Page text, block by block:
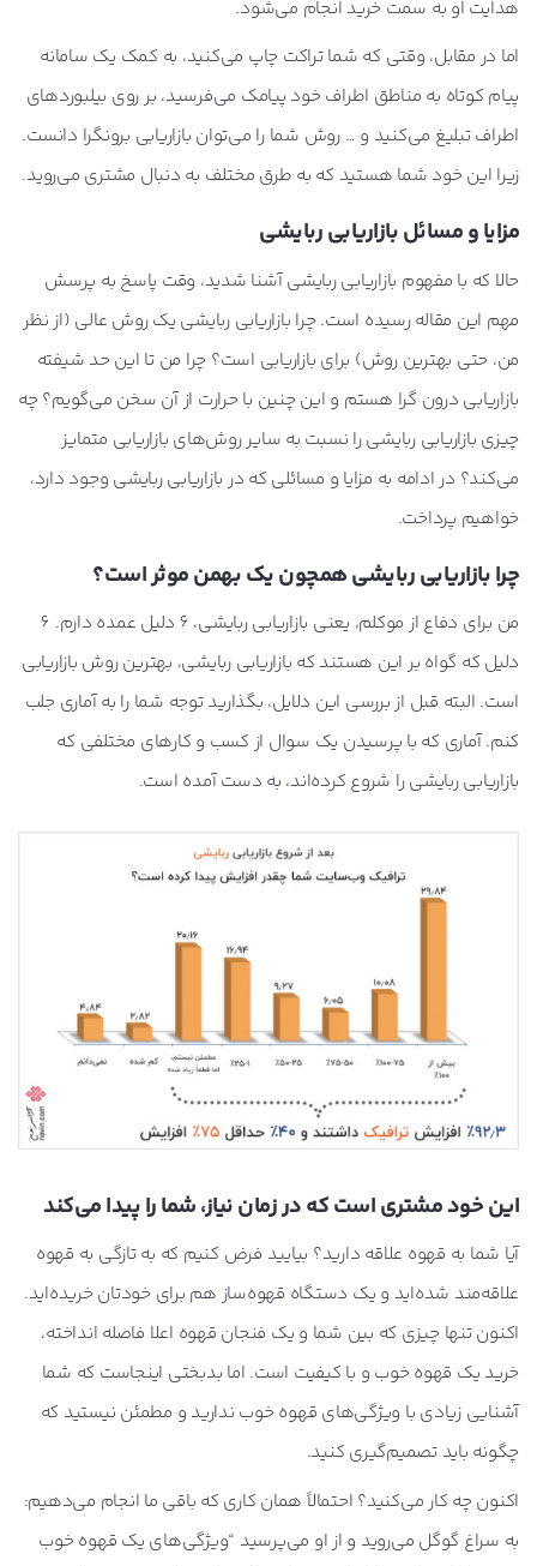
هدایت او به سمت خرید انجام می‌شود.
اما در مقابل، وقتی که شما تراکت چاپ می‌کنید، به کمک یک سامانه
پیام کوتاه به مناطق اطراف خود پیامک می‌فرسید، بر روی بیلبوردهای
اطراف تبلیغ می‌کنید و … روش شما را می‌توان بازاریابی برونگرا دانست.
زیرا این خود شما هستید که به طرق مختلف به دنبال مشتری می‌روید.
مزایا و مسائل بازاریابی ربایشی
حالا که با مفهوم بازاریابی ربایشی آشنا شدید، وقت پاسخ به پرسش
مهم این مقاله رسیده است. چرا بازاریابی ربایشی یک روش عالی (از نظر
من، حتی بهترین روش) برای بازاریابی است؟ چرا من تا این حد شیفته
بازاریابی درون گرا هستم و این چنین با حرارت از آن سخن می‌گویم؟ چه
چیزی بازاریابی ربایشی را نسبت به سایر روش‌های بازاریابی متمایز
می‌کند؟ در ادامه به مزایا و مسائلی که در بازاریابی ربایشی وجود دارد،
خواهیم پرداخت.
چرا بازاریابی ربایشی همچون یک بهمن موثر است؟
من برای دفاع از موکلم، یعنی بازاریابی ربایشی، 6 دلیل عمده دارم. 6
دلیل که گواه بر این هستند که بازاریابی ربایشی، بهترین روش بازاریابی
است. البته قبل از بررسی این دلایل، بگذارید توجه شما را به آماری جلب
کنم. آماری که با پرسیدن یک سوال از کسب و کارهای مختلفی که
بازاریابی ربایشی را شروع کرده‌اند، به دست آمده است.
این خود مشتری است که در زمان نیاز، شما را پیدا می‌کند
آیا شما به قهوه علاقه دارید؟ بیایید فرض کنیم که به تازگی به قهوه
علاقه‌مند شده‌اید و یک دستگاه قهوه‌ساز هم برای خودتان خریده‌اید.
اکنون تنها چیزی که بین شما و یک فنجان قهوه اعلا فاصله انداخته،
خرید یک قهوه خوب و با کیفیت است. اما بدبختی اینجاست که شما
آشنایی زیادی با ویژگی‌های قهوه خوب ندارید و مطمئن نیستید که
چگونه باید تصمیم‌گیری کنید.
اکنون چه کار می‌کنید؟ احتمالاً همان کاری که باقی ما انجام می‌دهیم:
به سراغ گوگل می‌روید و از او می‌پرسید “ویژگی‌های یک قهوه خوب